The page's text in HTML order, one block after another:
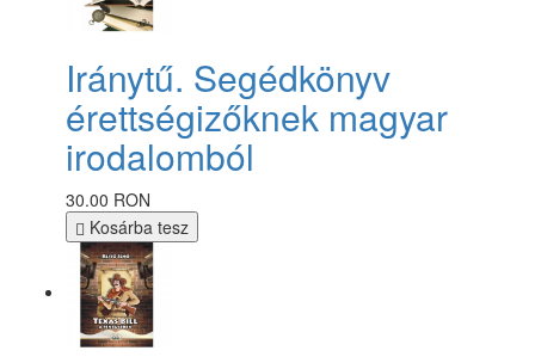
Iránytű. Segédkönyv
érettségizőknek magyar
irodalomból
30.00 RON
Kosárba tesz